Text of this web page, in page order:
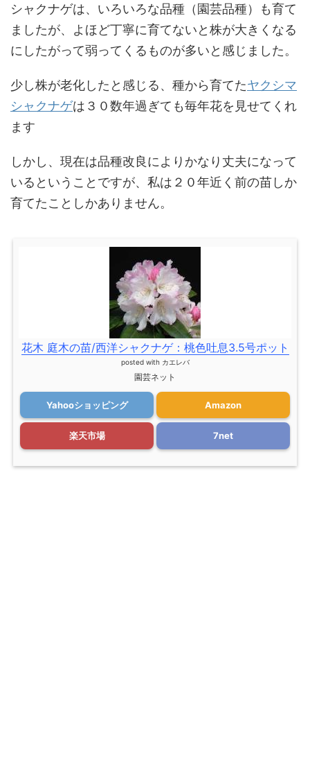
シャクナゲは、いろいろな品種（園芸品種）も育て
ましたが、よほど丁寧に育てないと株が大きくなる
にしたがって弱ってくるものが多いと感じました。
少し株が老化したと感じる、種から育てたヤクシマ
シャクナゲは３０数年過ぎても毎年花を見せてくれ
ます
しかし、現在は品種改良によりかなり丈夫になって
いるということですが、私は２０年近く前の苗しか
育てたことしかありません。
花木 庭木の苗/西洋シャクナゲ：桃色吐息3.5号ポット
posted with カエレバ
園芸ネット
Yahooショッピング Amazon
楽天市場 7net